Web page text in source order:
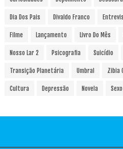
Dia Dos Pais Divaldo Franco
Filme Lançamento Livro Do Mês
Nosso Lar 2 Psicografia Suicídio
Transição Planetária Umbral Zibia
Cultura Depressão Novela Sexo